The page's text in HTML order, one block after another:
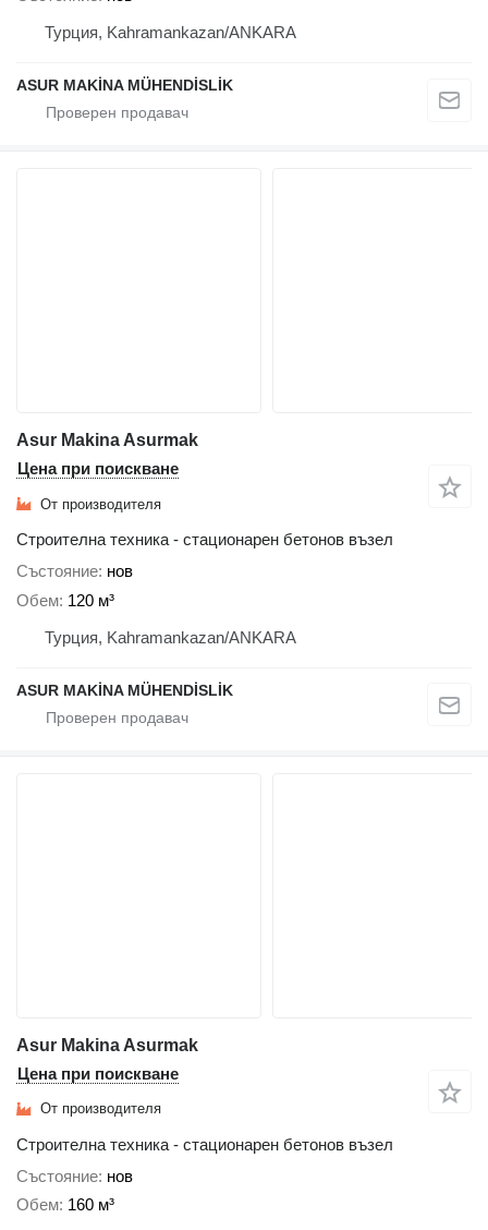
Турция, Kahramankazan/ANKARA
ASUR MAKİNA MÜHENDİSLİK
Asur Makina Asurmak
Цена при поискване
От производителя
Строителна техника - стационарен бетонов възел
Състояние нов
Обем 120 м³
Турция, Kahramankazan/ANKARA
ASUR MAKİNA MÜHENDİSLİK
Asur Makina Asurmak
Цена при поискване
От производителя
Строителна техника - стационарен бетонов възел
Състояние нов
Обем 160 м³